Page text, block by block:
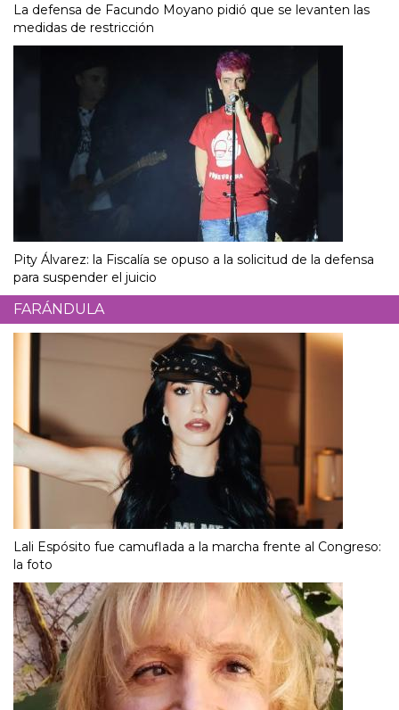
La defensa de Facundo Moyano pidió que se levanten las
medidas de restricción
Pity Álvarez: la Fiscalía se opuso a la solicitud de la defensa
para suspender el juicio
FARÁNDULA
Lali Espósito fue camuflada a la marcha frente al Congreso:
la foto